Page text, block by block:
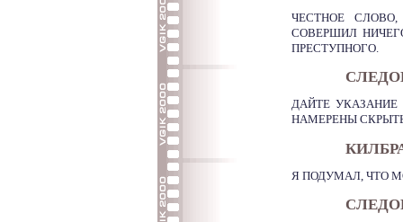
ЧЕСТНОЕ
СОВЕРШИЛ
ПРЕСТУПНОГО.
ДАЙТЕ
НАМЕРЕНЫ
Я ПОДУМАЛ, ЧТО